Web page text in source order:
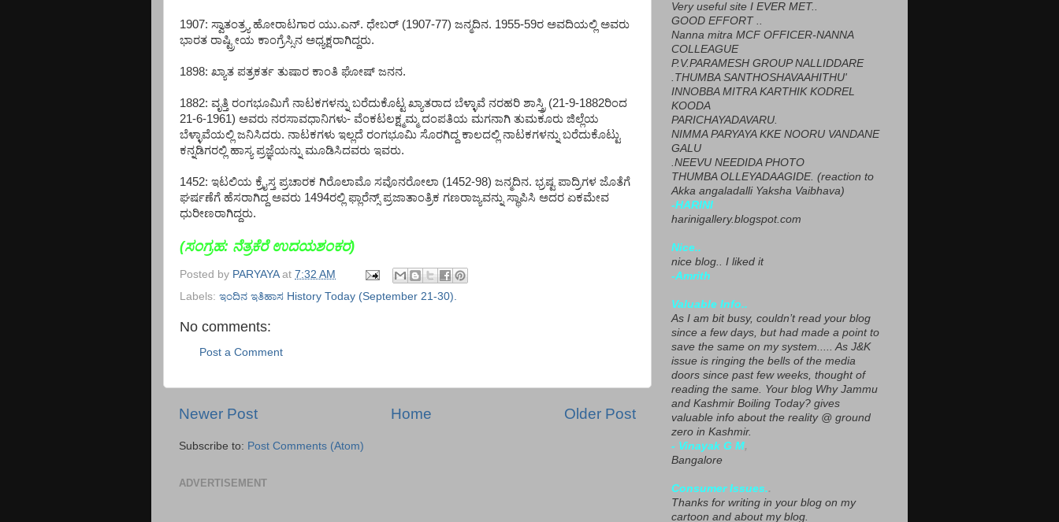
1907: ಸ್ವಾತಂತ್ರ್ಯ ಹೋರಾಟಗಾರ ಯು.ಎನ್. ಧೇಬರ್ (1907-77) ಜನ್ಮದಿನ. 1955-59ರ ಅವದಿಯಲ್ಲಿ ಅವರು
ಭಾರತ ರಾಷ್ಟ್ರೀಯ ಕಾಂಗ್ರೆಸ್ಸಿನ ಅಧ್ಯಕ್ಷರಾಗಿದ್ದರು.
1898: ಖ್ಯಾತ ಪತ್ರಕರ್ತ ತುಷಾರ ಕಾಂತಿ ಘೋಷ್ ಜನನ.
1882: ವೃತ್ತಿ ರಂಗಭೂಮಿಗೆ ನಾಟಕಗಳನ್ನು ಬರೆದುಕೊಟ್ಟ ಖ್ಯಾತರಾದ ಬೆಳ್ಳಾವೆ ನರಹರಿ ಶಾಸ್ತ್ರಿ (21-9-1882ರಿಂದ
21-6-1961) ಅವರು ನರಸಾವಧಾನಿಗಳು- ವೆಂಕಟಲಕ್ಷ್ಮಮ್ಮ ದಂಪತಿಯ ಮಗನಾಗಿ ತುಮಕೂರು ಜಿಲ್ಲೆಯ
ಬೆಳ್ಳಾವೆಯಲ್ಲಿ ಜನಿಸಿದರು. ನಾಟಕಗಳು ಇಲ್ಲದೆ ರಂಗಭೂಮಿ ಸೊರಗಿದ್ದ ಕಾಲದಲ್ಲಿ ನಾಟಕಗಳನ್ನು ಬರೆದುಕೊಟ್ಟು
ಕನ್ನಡಿಗರಲ್ಲಿ ಹಾಸ್ಯ ಪ್ರಜ್ಞೆಯನ್ನು ಮೂಡಿಸಿದವರು ಇವರು.
1452: ಇಟಲಿಯ ಕ್ರೈಸ್ತ ಪ್ರಚಾರಕ ಗಿರೊಲಾಮೊ ಸವೊನರೋಲಾ (1452-98) ಜನ್ಮದಿನ. ಭ್ರಷ್ಟ ಪಾದ್ರಿಗಳ ಜೊತೆಗೆ
ಘರ್ಷಣೆಗೆ ಹೆಸರಾಗಿದ್ದ ಅವರು 1494ರಲ್ಲಿ ಫ್ಲಾರೆನ್ಸ್ ಪ್ರಜಾತಾಂತ್ರಿಕ ಗಣರಾಜ್ಯವನ್ನು ಸ್ಥಾಪಿಸಿ ಅದರ ಏಕಮೇವ
ಧುರೀಣರಾಗಿದ್ದರು.
(ಸಂಗ್ರಹ: ನೆತ್ರಕೆರೆ ಉದಯಶಂಕರ)
Posted by PARYAYA at 7:32 AM
Labels: ಇಂದಿನ ಇತಿಹಾಸ History Today (September 21-30).
No comments:
Post a Comment
Newer Post Older Post
Home
Subscribe to: Post Comments (Atom)
ADVERTISEMENT
Very useful site I EVER MET..
GOOD EFFORT ..
Nanna mitra MCF OFFICER-NANNA
COLLEAGUE
P.V.PARAMESH GROUP NALLIDDARE
.THUMBA SANTHOSHAVAAHITHU'
INNOBBA MITRA KARTHIK KODREL
KOODA
PARICHAYADAVARU.
NIMMA PARYAYA KKE NOORU VANDANE
GALU
.NEEVU NEEDIDA PHOTO
THUMBA OLLEYADAAGIDE. (reaction to
Akka angaladalli Yaksha Vaibhava)
-HARINI
harinigallery.blogspot.com
Nice..
nice blog.. I liked it
-Amrith
Valuable Info..
As I am bit busy, couldn’t read your blog
since a few days, but had made a point to
save the same on my system..... As J&K
issue is ringing the bells of the media
doors since past few weeks, thought of
reading the same. Your blog Why Jammu
and Kashmir Boiling Today? gives
valuable info about the reality @ ground
zero in Kashmir.
- Vinayak G M,
Bangalore
Consumer Issues..
Thanks for writing in your blog on my
cartoon and about my blog.